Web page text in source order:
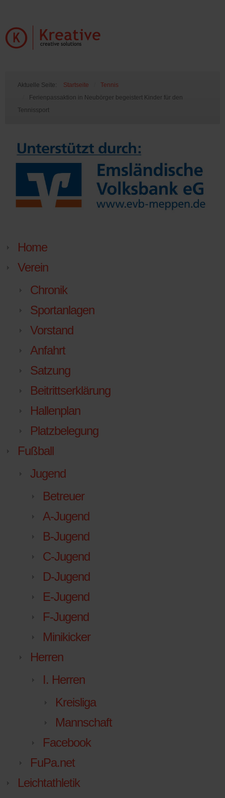
Aktuelle Seite: Startseite
Tennis
Ferienpassaktion in Neubörger begeistert Kinder für den
Tennissport
Home
Verein
Chronik
Sportanlagen
Vorstand
Anfahrt
Satzung
Beitrittserklärung
Hallenplan
Platzbelegung
Fußball
Jugend
Betreuer
A-Jugend
B-Jugend
C-Jugend
D-Jugend
E-Jugend
F-Jugend
Minikicker
Herren
I. Herren
Kreisliga
Mannschaft
Facebook
FuPa.net
Leichtathletik